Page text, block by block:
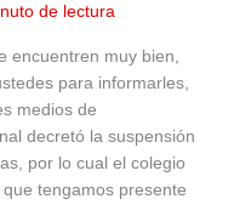
de lectura
encuentren muy bien,
para informarles,
medios de
decretó la suspensión
por lo cual el colegio
tengamos presente